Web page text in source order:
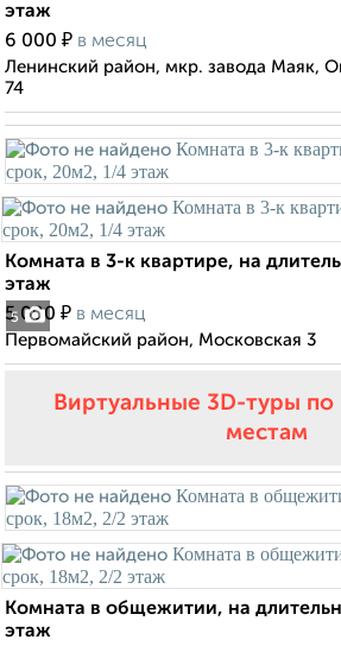
этаж
6 000 ₽ в месяц
Ленинский район, мкр. завода Маяк,
74
5
Комната в 3-к квартире, на
этаж
5 000 ₽ в месяц
Первомайский район, Московская 3
Виртуальные 3D-туры
местам
Комната в общежитии, на
этаж